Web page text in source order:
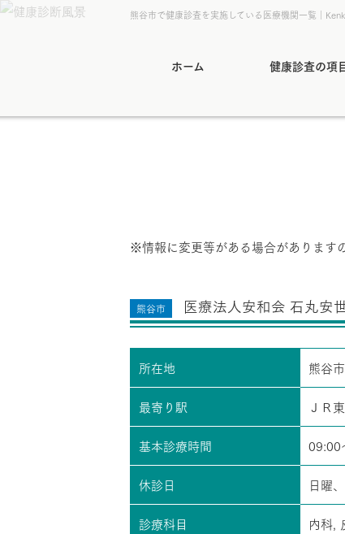
熊谷市で健康診査を実施している医療機関一覧｜
ホーム 健康診査の項
※情報に変更等がある場合があります
熊谷市 医療法人安和会 石丸安
所在地
熊谷
最寄り駅
ＪＲ
基本診療時間
09:00
休診日
日曜
診療科目
内科,